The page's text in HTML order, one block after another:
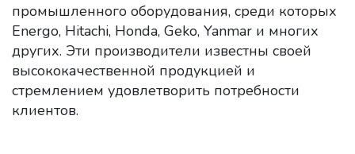
промышленного оборудования, среди которых
Energo, Hitachi, Honda, Geko, Yanmar и многих
других. Эти производители известны своей
высококачественной продукцией и
стремлением удовлетворить потребности
клиентов.